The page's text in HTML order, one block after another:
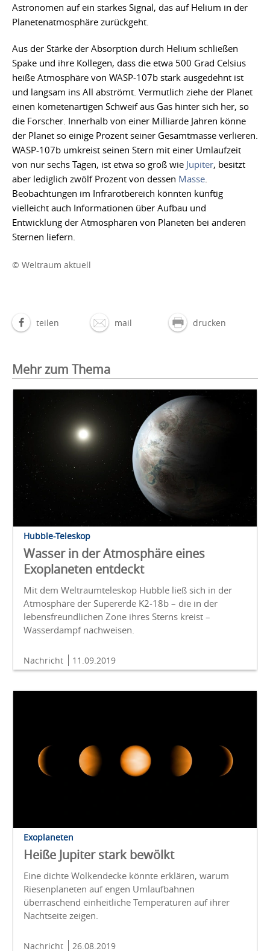
Astronomen auf ein starkes Signal, das auf Helium in der
Planetenatmosphäre zurückgeht.
Aus der Stärke der Absorption durch Helium schließen
Spake und ihre Kollegen, dass die etwa 500 Grad Celsius
heiße Atmosphäre von WASP-107b stark ausgedehnt ist
und langsam ins All abströmt. Vermutlich ziehe der Planet
einen kometenartigen Schweif aus Gas hinter sich her, so
die Forscher. Innerhalb von einer Milliarde Jahren könne
der Planet so einige Prozent seiner Gesamtmasse verlieren.
WASP-107b umkreist seinen Stern mit einer Umlaufzeit
von nur sechs Tagen, ist etwa so groß wie Jupiter, besitzt
aber lediglich zwölf Prozent von dessen Masse
Beobachtungen im Infrarotbereich könnten künftig
vielleicht auch Informationen über Aufbau und
Entwicklung der Atmosphären von Planeten bei anderen
Sternen liefern.
© Weltraum aktuell
teilen mail drucken
Mehr zum Thema
Hubble-Teleskop
Wasser in der Atmosphäre eines
Exoplaneten entdeckt
Mit dem Weltraumteleskop Hubble ließ sich in der
Atmosphäre der Supererde K2-18b – die in der
lebensfreundlichen Zone ihres Sterns kreist –
Wasserdampf nachweisen.
Nachricht 11.09.2019
Exoplaneten
Heiße Jupiter stark bewölkt
Eine dichte Wolkendecke könnte erklären, warum
Riesenplaneten auf engen Umlaufbahnen
überraschend einheitliche Temperaturen auf ihrer
Nachtseite zeigen.
Nachricht 26.08.2019